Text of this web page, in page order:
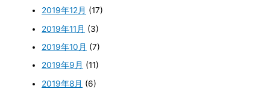
2019年12月 (17)
2019年11月 (3)
2019年10月 (7)
2019年9月 (11)
2019年8月 (6)